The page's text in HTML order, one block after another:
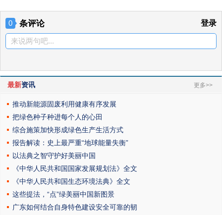
0 条评论 登录
来说两句吧...
最新资讯 更多>>
推动新能源固废利用健康有序发展
把绿色种子种进每个人的心田
综合施策加快形成绿色生产生活方式
报告解读：史上最严重“地球能量失衡”
以法典之智守护好美丽中国
《中华人民共和国国家发展规划法》全文
《中华人民共和国生态环境法典》全文
这些提法，“点”绿美丽中国新图景
广东如何结合自身特色建设安全可靠的韧